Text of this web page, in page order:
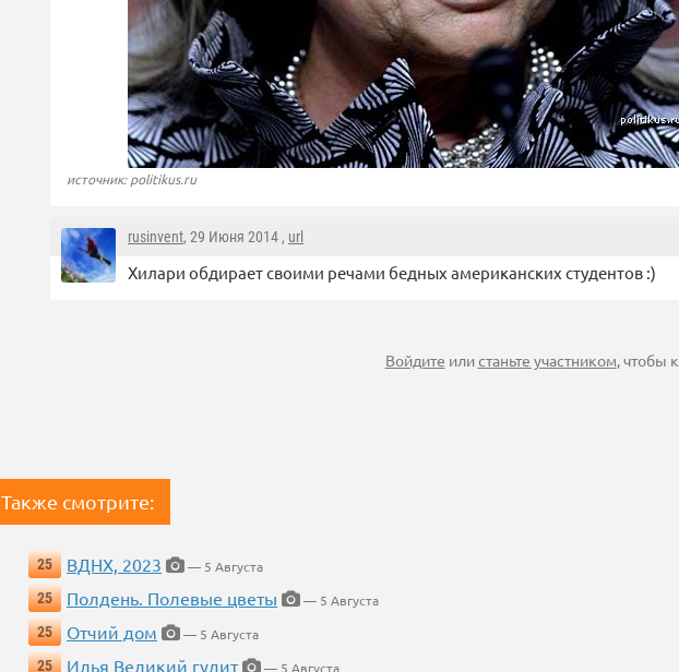
источник: politikus.ru
rusinvent, 29 Июня 2014 , url
Хилари обдирает своими речами бедных американских студентов :)
Войдите илистаньте участником, чтобы
Также смотрите:
25 ВДНХ, 2023
— 5 Августа
25
Полдень. Полевые цветы
— 5 Августа
25
Отчий дом
— 5 Августа
25
Илья Великий гудит
— 5 Августа